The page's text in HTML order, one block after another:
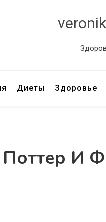
Диеты Здоровье
И